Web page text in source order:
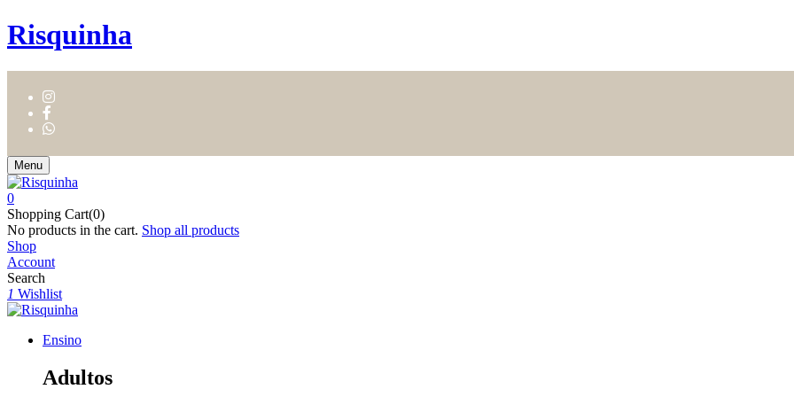
Risquinha
Menu
0
Shopping Cart(0)
No products in the cart. Shop all products
Shop
Account
Search
1 Wishlist
Ensino
Adultos